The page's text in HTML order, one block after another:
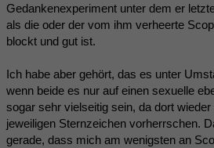
Gedankenexperiment unter dem er
als die oder der vom ihm verheerte
blockt und gut ist.
Ich habe aber gehört, das es unter
wenn beide es nur auf einen sexuelle
sogar sehr vielseitig sein, da dort
jeweiligen Sternzeichen vorherrschen.
gerade, dass mich am wenigsten an